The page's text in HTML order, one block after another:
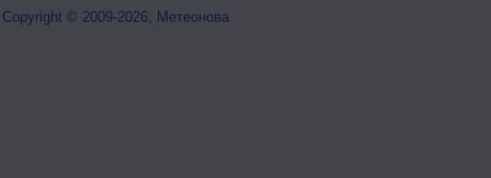
Copyright © 2009-2026, Метеонова